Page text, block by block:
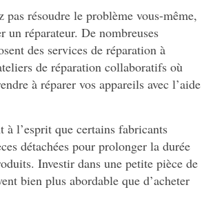
pas résoudre le problème vous-même,
un réparateur. De nombreuses
des services de réparation à
de réparation collaboratifs où
à réparer vos appareils avec l’aide
à l’esprit que certains fabricants
détachées pour prolonger la durée
Investir dans une petite pièce de
bien plus abordable que d’acheter